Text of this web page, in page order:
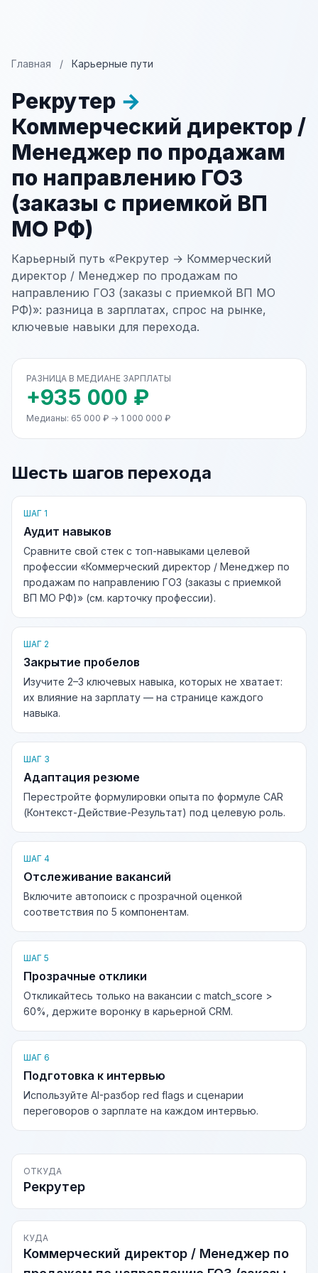
Главная / Карьерные пути
Рекрутер →
Коммерческий директор /
Менеджер по продажам
по направлению ГОЗ
(заказы с приемкой ВП
МО РФ)
Карьерный путь «Рекрутер → Коммерческий
директор / Менеджер по продажам по
направлению ГОЗ (заказы с приемкой ВП МО
РФ)»: разница в зарплатах, спрос на рынке,
ключевые навыки для перехода.
РАЗНИЦА В МЕДИАНЕ ЗАРПЛАТЫ
+935 000 ₽
Медианы: 65 000 ₽ → 1 000 000 ₽
Шесть шагов перехода
ШАГ 1
Аудит навыков
Сравните свой стек с топ-навыками целевой
профессии «Коммерческий директор / Менеджер по
продажам по направлению ГОЗ (заказы с приемкой
ВП МО РФ)» (см. карточку профессии).
ШАГ 2
Закрытие пробелов
Изучите 2–3 ключевых навыка, которых не хватает:
их влияние на зарплату — на странице каждого
навыка.
ШАГ 3
Адаптация резюме
Перестройте формулировки опыта по формуле CAR
(Контекст-Действие-Результат) под целевую роль.
ШАГ 4
Отслеживание вакансий
Включите автопоиск с прозрачной оценкой
соответствия по 5 компонентам.
ШАГ 5
Прозрачные отклики
Откликайтесь только на вакансии с match_score >
60%, держите воронку в карьерной CRM.
ШАГ 6
Подготовка к интервью
Используйте AI-разбор red flags и сценарии
переговоров о зарплате на каждом интервью.
ОТКУДА
Рекрутер
КУДА
Коммерческий директор / Менеджер по